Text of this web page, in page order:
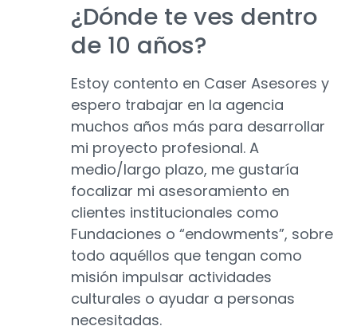
¿Dónde te ves dentro
de 10 años?
Estoy contento en Caser Asesores y
espero trabajar en la agencia
muchos años más para desarrollar
mi proyecto profesional. A
medio/largo plazo, me gustaría
focalizar mi asesoramiento en
clientes institucionales como
Fundaciones o “endowments”, sobre
todo aquéllos que tengan como
misión impulsar actividades
culturales o ayudar a personas
necesitadas.